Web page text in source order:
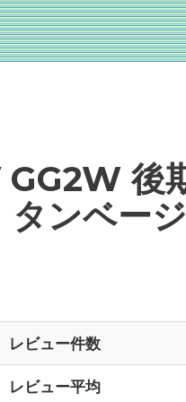
後
ンベー
レビュー件数
レビュー平均